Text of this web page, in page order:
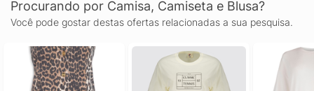
Procurando por Camisa, Camiseta e Blusa?
Você pode gostar destas ofertas relacionadas a sua pesquisa.